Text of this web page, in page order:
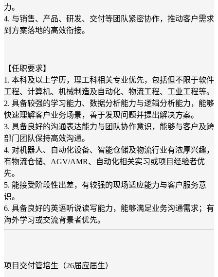
力。
4. 与销售、产品、研发、交付等团队紧密协作，推动客户需求
到方案落地的高效衔接。
【任职要求】
1. 本科及以上学历，理工科相关专业优先，包括但不限于软件
工程、计算机、机械制造及自动化、物流工程、工业工程等。
2. 具备较强的学习能力、数据分析能力与逻辑分析能力，能够
快速理解客户业务场景，善于发现问题并提出解决方案。
3. 具备良好的沟通表达能力与团队协作意识，能够与客户及跨
部门团队保持高效沟通。
4. 对机器人、自动化设备、智能仓储及物流行业有浓厚兴趣，
有物流仓储、AGV/AMR、自动化相关实习或项目经验者优
先。
5. 能接受阶段性出差，有较强的现场适应能力与客户服务意
识。
6. 具备良好的英语听说读写能力，能够满足业务沟通需求；有
海外学习或交流背景者优先。
项目交付管培生（26届应届生）